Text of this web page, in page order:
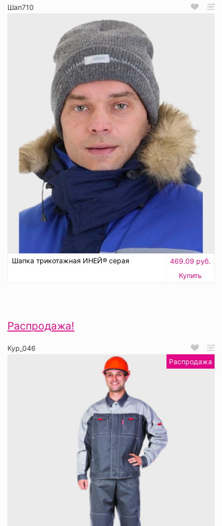
Шап710
Шапка трикотажная ИНЕЙ® серая
469.09 руб.
Купить
Распродажа!
Кур_046
Распродажа